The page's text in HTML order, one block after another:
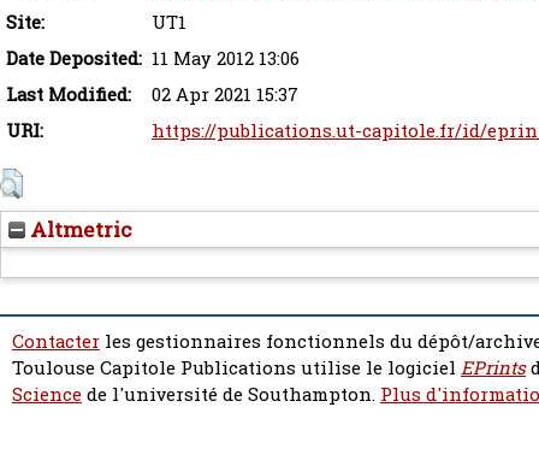
Site:
UT1
Date Deposited: 11 May 2012 13:06
Last Modified:
02 Apr 2021 15:37
URI:
https://publications.ut-capitole.fr/id/
Altmetric
Contacter les gestionnaires fonctionnels du dépôt/
Toulouse Capitole Publications utilise le logiciel EPrints
Sciencede l'université de Southampton. Plus